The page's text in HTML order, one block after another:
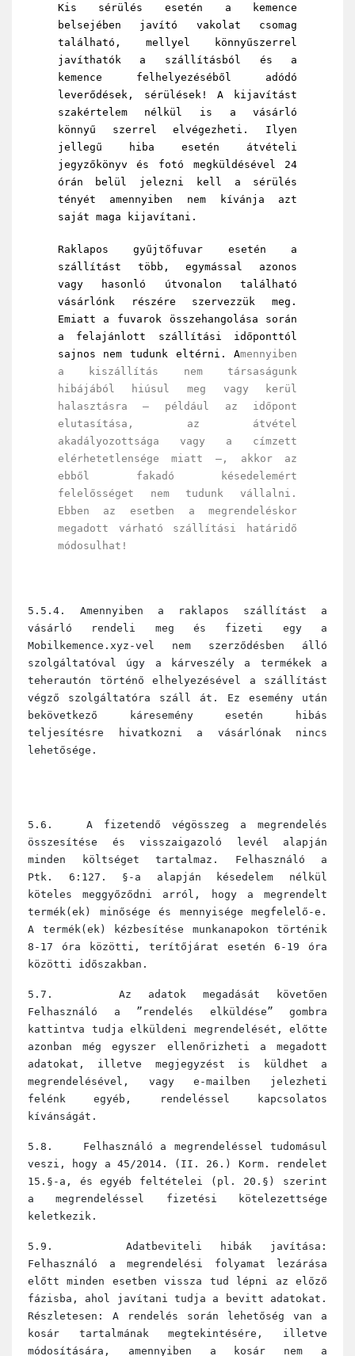
Kis sérülés esetén a kemence
belsejében javító vakolat csomag
található, mellyel könnyűszerrel
javíthatók a szállításból és a
kemence felhelyezéséből adódó
leverődések, sérülések! A kijavítást
szakértelem nélkül is a vásárló
könnyű szerrel elvégezheti. Ilyen
jellegű hiba esetén átvételi
jegyzőkönyv és fotó megküldésével 24
órán belül jelezni kell a sérülés
tényét amennyiben nem kívánja azt
saját maga kijavítani.
Raklapos gyűjtőfuvar esetén a
szállítást több, egymással azonos
vagy hasonló útvonalon található
vásárlónk részére szervezzük meg.
Emiatt a fuvarok összehangolása során
a felajánlott szállítási időponttól
sajnos nem tudunk eltérni. Amennyiben
a kiszállítás nem társaságunk
hibájából hiúsul meg vagy kerül
halasztásra — például az időpont
elutasítása, az átvétel
akadályozottsága vagy a címzett
elérhetetlensége miatt —, akkor az
ebből fakadó késedelemért
felelősséget nem tudunk vállalni.
Ebben az esetben a megrendeléskor
megadott várható szállítási határidő
módosulhat!
5.5.4. Amennyiben a raklapos szállítást a
vásárló rendeli meg és fizeti egy a
Mobilkemence.xyz-vel nem szerződésben álló
szolgáltatóval úgy a kárveszély a termékek a
teherautón történő elhelyezésével a szállítást
végző szolgáltatóra száll át. Ez esemény után
bekövetkező káresemény esetén hibás
teljesítésre hivatkozni a vásárlónak nincs
lehetősége.
5.6. A fizetendő végösszeg a megrendelés
összesítése és visszaigazoló levél alapján
minden költséget tartalmaz. Felhasználó a
Ptk. 6:127. §-a alapján késedelem nélkül
köteles meggyőződni arról, hogy a megrendelt
termék(ek) minősége és mennyisége megfelelő-e.
A termék(ek) kézbesítése munkanapokon történik
8-17 óra közötti, terítőjárat esetén 6-19 óra
közötti időszakban.
5.7. Az adatok megadását követően
Felhasználó a ”rendelés elküldése” gombra
kattintva tudja elküldeni megrendelését, előtte
azonban még egyszer ellenőrizheti a megadott
adatokat, illetve megjegyzést is küldhet a
megrendelésével, vagy e-mailben jelezheti
felénk egyéb, rendeléssel kapcsolatos
kívánságát.
5.8. Felhasználó a megrendeléssel tudomásul
veszi, hogy a 45/2014. (II. 26.) Korm. rendelet
15.§-a, és egyéb feltételei (pl. 20.§) szerint
a megrendeléssel fizetési kötelezettsége
keletkezik.
5.9. Adatbeviteli hibák javítása:
Felhasználó a megrendelési folyamat lezárása
előtt minden esetben vissza tud lépni az előző
fázisba, ahol javítani tudja a bevitt adatokat.
Részletesen: A rendelés során lehetőség van a
kosár tartalmának megtekintésére, illetve
módosítására, amennyiben a kosár nem a